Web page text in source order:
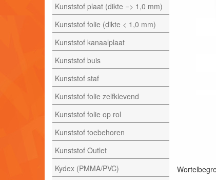
Kunststof plaat (dikte => 1,0 mm)
Kunststof folie (dikte < 1,0 mm)
Kunststof kanaalplaat
Kunststof buis
Kunststof staf
Kunststof folie zelfklevend
Kunststof folie op rol
Kunststof toebehoren
Kunststof Outlet
Kydex (PMMA/PVC)